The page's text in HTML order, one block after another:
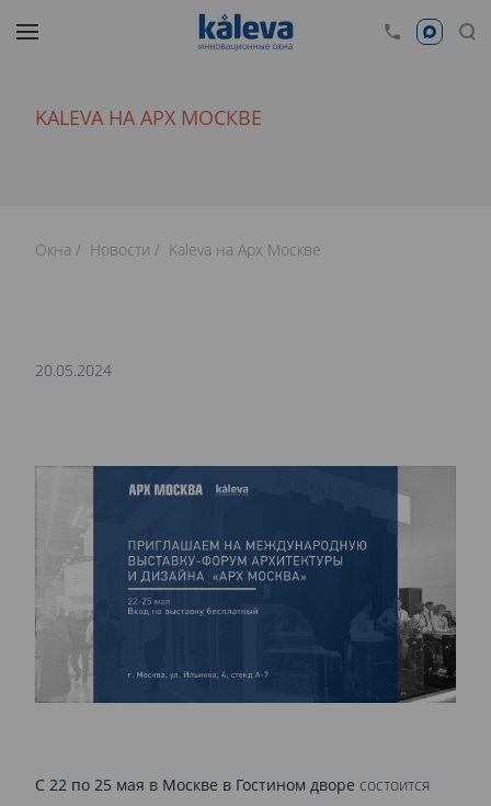
KALEVA НА АРХ МОСКВЕ
Окна Новости Kaleva на Арх Москве
20.05.2024
С 22 по 25 мая в Москве в Гостином дворе состоится